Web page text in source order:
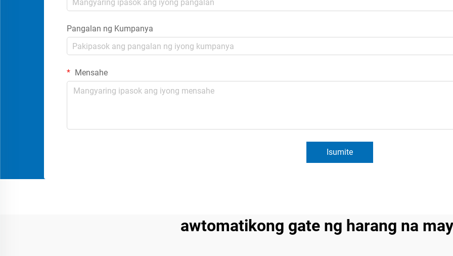
Pangalan ng Kumpanya
Mensahe
Isumite
awtomatikong gate ng harang na